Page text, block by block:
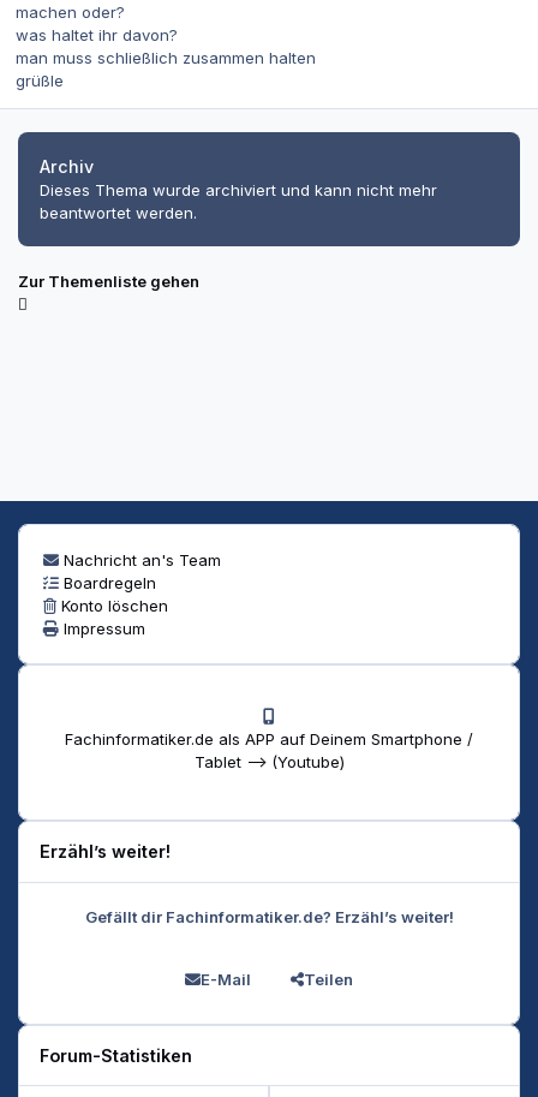
machen oder?
was haltet ihr davon?
man muss schließlich zusammen halten
grüßle
Archiv
Dieses Thema wurde archiviert und kann nicht mehr
beantwortet werden.
Zur Themenliste gehen
Nachricht an's Team
Boardregeln
Konto löschen
Impressum
Fachinformatiker.de als APP auf Deinem Smartphone /
Tablet --> (Youtube)
Erzähl’s weiter!
Gefällt dir Fachinformatiker.de? Erzähl’s weiter!
E-Mail Teilen
Forum-Statistiken